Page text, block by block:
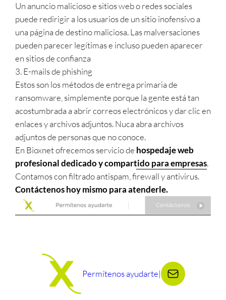
Un anuncio malicioso e sitios web o redes sociales
puede redirigir a los usuarios de un sitio inofensivo a
una página de destino maliciosa. Las malversaciones
pueden parecer legítimas e incluso pueden aparecer
en sitios de confianza
3. E-mails de phishing
Estos son los métodos de entrega primaria de
ransomware, simplemente porque la gente está tan
acostumbrada a abrir correos electrónicos y dar clic en
enlaces y archivos adjuntos. Nuca abra archivos
adjuntos de personas que no conoce.
En Bioxnet ofrecemos servicio de hospedaje web
profesional dedicado y compartido para empresas.
Contamos con filtrado antispam, firewall y antivirus.
Contáctenos hoy mismo para atenderle.
Permítenos ayudarte|